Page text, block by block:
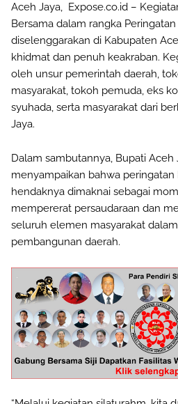
Aceh Jaya, Expose.co.id –
Bersama dalam rangka
diselenggarakan di Kabupaten
khidmat dan penuh keakraban.
oleh unsur pemerintah daerah,
masyarakat, tokoh pemuda, eks
syuhada, serta masyarakat dari
Jaya.
Dalam sambutannya, Bupati Aceh
menyampaikan bahwa peringatan
hendaknya dimaknai sebagai
mempererat persaudaraan dan
seluruh elemen masyarakat
pembangunan daerah.